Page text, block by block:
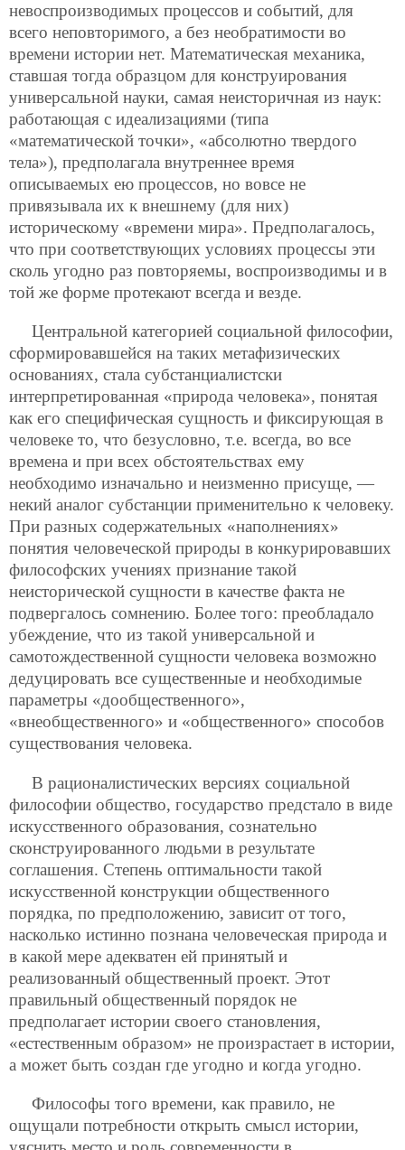
невоспроизводимых процессов и событий, для
всего неповторимого, а без необратимости во
времени истории нет. Математическая механика,
ставшая тогда образцом для конструирования
универсальной науки, самая неисторичная из наук:
работающая с идеализациями (типа
«математической точки», «абсолютно твердого
тела»), предполагала внутреннее время
описываемых ею процессов, но вовсе не
привязывала их к внешнему (для них)
историческому «времени мира». Предполагалось,
что при соответствующих условиях процессы эти
сколь угодно раз повторяемы, воспроизводимы и в
той же форме протекают всегда и везде.
Центральной категорией социальной философии,
сформировавшейся на таких метафизических
основаниях, стала субстанциалистски
интерпретированная «природа человека», понятая
как его специфическая сущность и фиксирующая в
человеке то, что безусловно, т.е. всегда, во все
времена и при всех обстоятельствах ему
необходимо изначально и неизменно присуще, —
некий аналог субстанции применительно к человеку.
При разных содержательных «наполнениях»
понятия человеческой природы в конкурировавших
философских учениях признание такой
неисторической сущности в качестве факта не
подвергалось сомнению. Более того: преобладало
убеждение, что из такой универсальной и
самотождественной сущности человека возможно
дедуцировать все существенные и необходимые
параметры «дообщественного»,
«внеобщественного» и «общественного» способов
существования человека.
В рационалистических версиях социальной
философии общество, государство предстало в виде
искусственного образования, сознательно
сконструированного людьми в результате
соглашения. Степень оптимальности такой
искусственной конструкции общественного
порядка, по предположению, зависит от того,
насколько истинно познана человеческая природа и
в какой мере адекватен ей принятый и
реализованный общественный проект. Этот
правильный общественный порядок не
предполагает истории своего становления,
«естественным образом» не произрастает в истории,
а может быть создан где угодно и когда угодно.
Философы того времени, как правило, не
ощущали потребности открыть смысл истории,